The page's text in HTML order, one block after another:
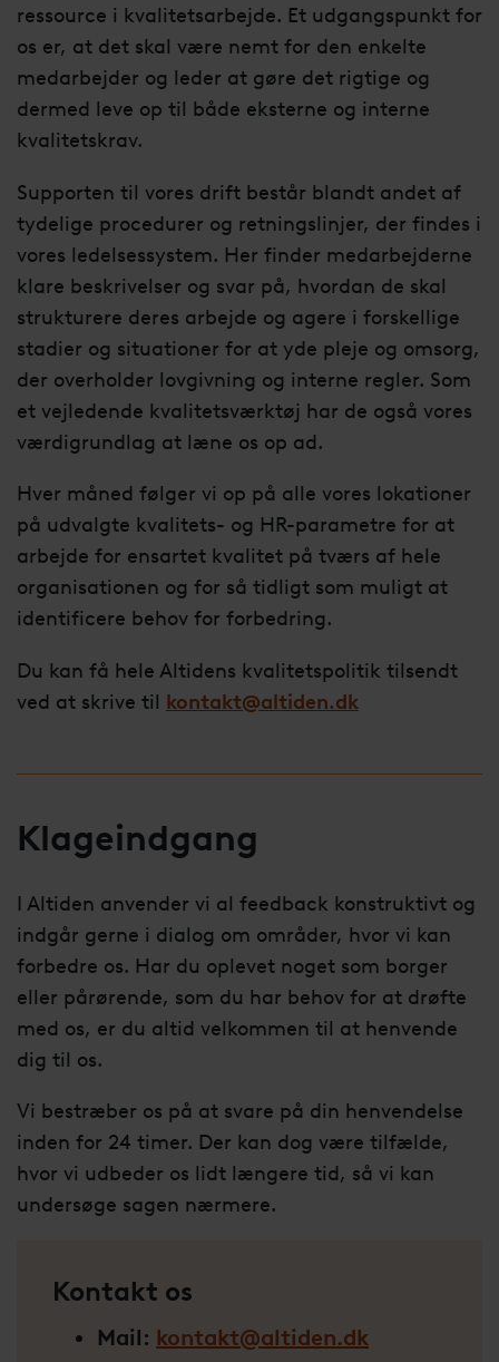
ressource i kvalitetsarbejde. Et udgangspunkt for
os er, at det skal være nemt for den enkelte
medarbejder og leder at gøre det rigtige og
dermed leve op til både eksterne og interne
kvalitetskrav.
Supporten til vores drift består blandt andet af
tydelige procedurer og retningslinjer, der findes i
vores ledelsessystem. Her finder medarbejderne
klare beskrivelser og svar på, hvordan de skal
strukturere deres arbejde og agere i forskellige
stadier og situationer for at yde pleje og omsorg,
der overholder lovgivning og interne regler. Som
et vejledende kvalitetsværktøj har de også vores
værdigrundlag at læne os op ad.
Hver måned følger vi op på alle vores lokationer
på udvalgte kvalitets- og HR-parametre for at
arbejde for ensartet kvalitet på tværs af hele
organisationen og for så tidligt som muligt at
identificere behov for forbedring.
Du kan få hele Altidens kvalitetspolitik tilsendt
ved at skrive til kontakt@altiden.dk
Klageindgang
I Altiden anvender vi al feedback konstruktivt og
indgår gerne i dialog om områder, hvor vi kan
forbedre os. Har du oplevet noget som borger
eller pårørende, som du har behov for at drøfte
med os, er du altid velkommen til at henvende
dig til os.
Vi bestræber os på at svare på din henvendelse
inden for 24 timer. Der kan dog være tilfælde,
hvor vi udbeder os lidt længere tid, så vi kan
undersøge sagen nærmere.
Kontakt os
Mail: kontakt@altiden.dk